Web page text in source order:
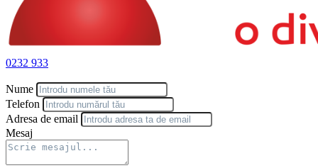
Punte multilink
Seat Comfort Package
Protecție pietoni
Sistem BlueTEC + rezervor AdBlue
0232 933
Nume
Telefon
Adresa de email
Mesaj